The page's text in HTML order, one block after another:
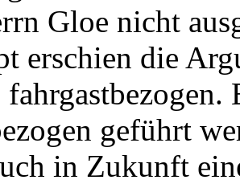
Gloe nicht
erschien die
geführt
in Zukunft